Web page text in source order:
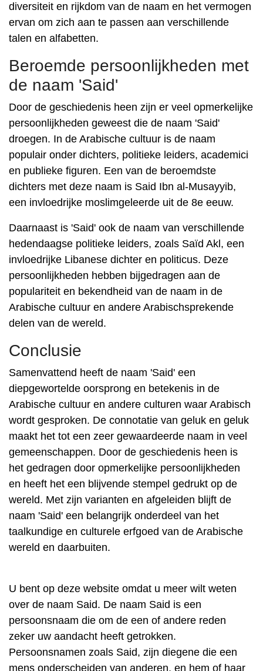
diversiteit en rijkdom van de naam en het vermogen
ervan om zich aan te passen aan verschillende
talen en alfabetten.
Beroemde persoonlijkheden met
de naam 'Said'
Door de geschiedenis heen zijn er veel opmerkelijke
persoonlijkheden geweest die de naam 'Said'
droegen. In de Arabische cultuur is de naam
populair onder dichters, politieke leiders, academici
en publieke figuren. Een van de beroemdste
dichters met deze naam is Said Ibn al-Musayyib,
een invloedrijke moslimgeleerde uit de 8e eeuw.
Daarnaast is 'Said' ook de naam van verschillende
hedendaagse politieke leiders, zoals Saïd Akl, een
invloedrijke Libanese dichter en politicus. Deze
persoonlijkheden hebben bijgedragen aan de
populariteit en bekendheid van de naam in de
Arabische cultuur en andere Arabischsprekende
delen van de wereld.
Conclusie
Samenvattend heeft de naam 'Said' een
diepgewortelde oorsprong en betekenis in de
Arabische cultuur en andere culturen waar Arabisch
wordt gesproken. De connotatie van geluk en geluk
maakt het tot een zeer gewaardeerde naam in veel
gemeenschappen. Door de geschiedenis heen is
het gedragen door opmerkelijke persoonlijkheden
en heeft het een blijvende stempel gedrukt op de
wereld. Met zijn varianten en afgeleiden blijft de
naam 'Said' een belangrijk onderdeel van het
taalkundige en culturele erfgoed van de Arabische
wereld en daarbuiten.
U bent op deze website omdat u meer wilt weten
over de naam Said. De naam Said is een
persoonsnaam die om de een of andere reden
zeker uw aandacht heeft getrokken.
Persoonsnamen zoals Said, zijn diegene die een
mens onderscheiden van anderen, en hem of haar